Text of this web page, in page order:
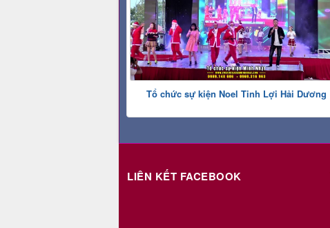
Tổ chức sự kiện Noel Tinh Lợi Hải Dương
LIÊN KẾT FACEBOOK